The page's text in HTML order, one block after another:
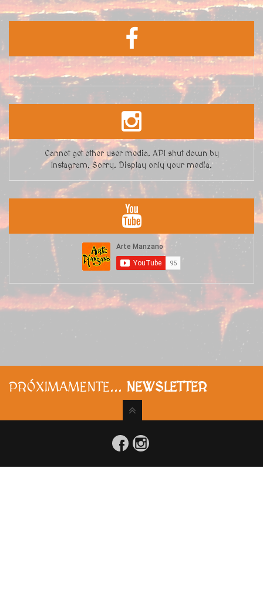
Cannot get other user media. API shut down by
Instagram. Sorry. Display only your media.
PRÓXIMAMENTE... NEWSLETTER